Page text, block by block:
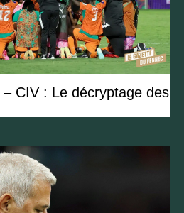
CIV : Le décryptage des